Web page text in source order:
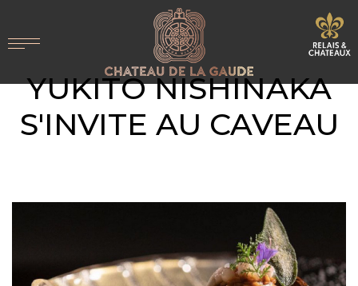
YUKITO NISHINAKA
S'INVITE AU CAVEAU